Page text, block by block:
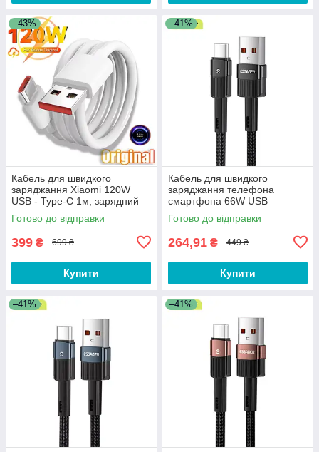
–43%
Кабель для швидкого
заряджання Xiaomi 120W
USB - Type-C 1м, зарядний
провід шнур для телефону
ЮСБ на Тайп Сі
Готово до відправки
399 ₴ 699 ₴
Купити
–41%
Кабель для швидкого
заряджання телефона
смартфона 66W USB —
Type-C 0.5 м. Зарядний дріт
шнур ЮСБ на Тайп Сі DF1B
Готово до відправки
264,91 ₴ 449 ₴
Купити
–41% –41%